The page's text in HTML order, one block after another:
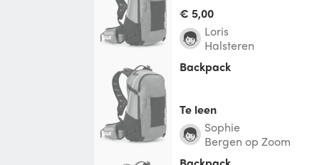
€ 5,00
Loris
Halsteren
Backpack
Te leen
Sophie
Bergen op Zoom